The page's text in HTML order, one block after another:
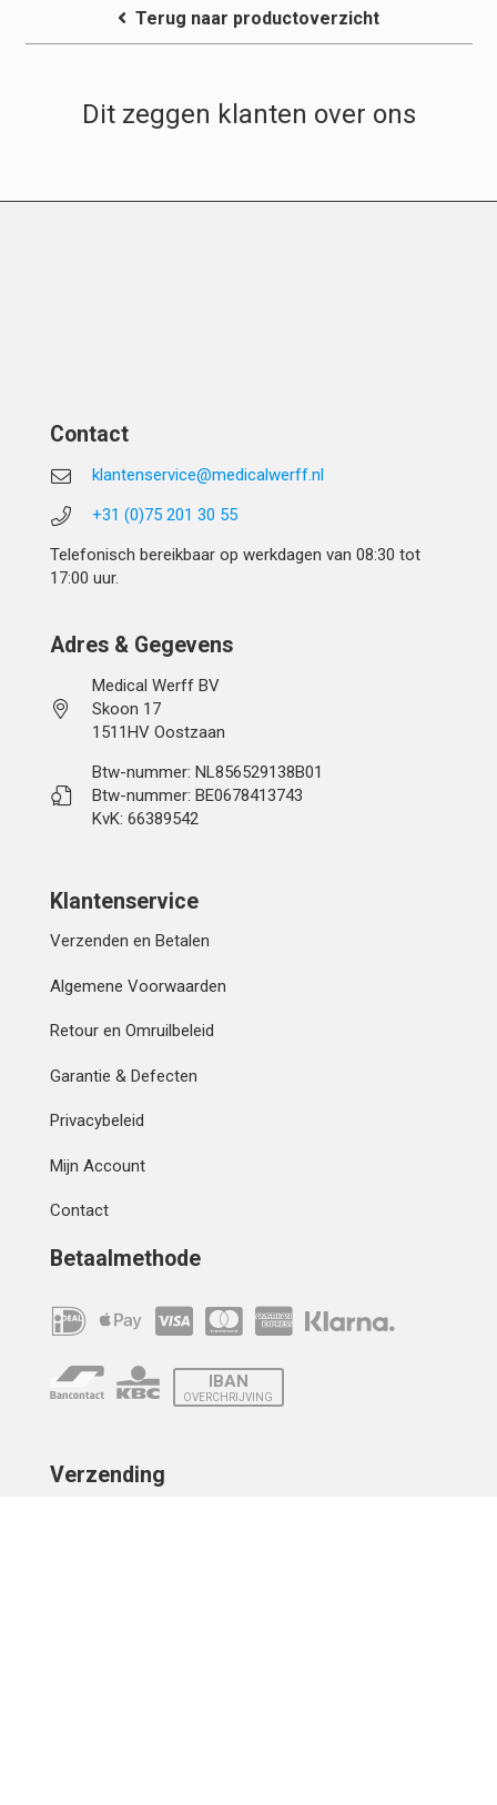
Terug naar productoverzicht
Dit zeggen klanten over ons
Contact
klantenservice@medicalwerff.nl
+31 (0)75 201 30 55
Telefonisch bereikbaar op werkdagen van 08:30 tot
17:00 uur.
Adres & Gegevens
Medical Werff BV
Skoon 17
1511HV Oostzaan
Btw-nummer: NL856529138B01
Btw-nummer: BE0678413743
KvK: 66389542
Klantenservice
Verzenden en Betalen
Algemene Voorwaarden
Retour en Omruilbeleid
Garantie & Defecten
Privacybeleid
Mijn Account
Contact
Betaalmethode
IBAN
OVERCHRIJVING
Verzending